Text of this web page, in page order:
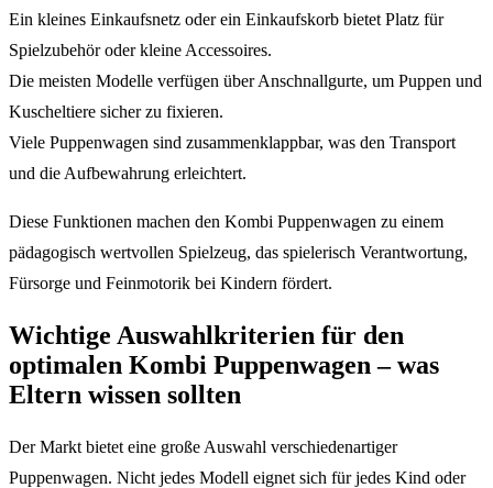
Ein kleines Einkaufsnetz oder ein Einkaufskorb bietet Platz für
Spielzubehör oder kleine Accessoires.
Die meisten Modelle verfügen über Anschnallgurte, um Puppen und
Kuscheltiere sicher zu fixieren.
Viele Puppenwagen sind zusammenklappbar, was den Transport
und die Aufbewahrung erleichtert.
Diese Funktionen machen den Kombi Puppenwagen zu einem
pädagogisch wertvollen Spielzeug, das spielerisch Verantwortung,
Fürsorge und Feinmotorik bei Kindern fördert.
Wichtige Auswahlkriterien für den
optimalen Kombi Puppenwagen – was
Eltern wissen sollten
Der Markt bietet eine große Auswahl verschiedenartiger
Puppenwagen. Nicht jedes Modell eignet sich für jedes Kind oder